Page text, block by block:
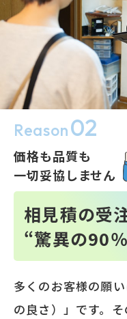
Reason02
価格も品質も
一切妥協しません
相見積の受
“驚異の90
多くのお客様の願
の良さ）」です。